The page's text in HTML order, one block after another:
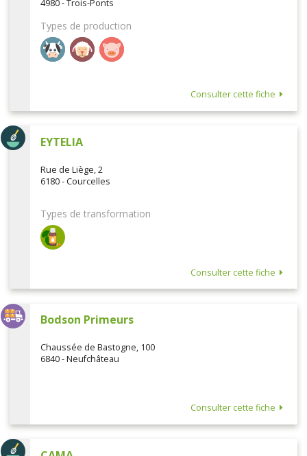
4980 - Trois-Ponts
Types de production
Consulter cette fiche
EYTELIA
Rue de Liège, 2
6180 - Courcelles
Types de transformation
Consulter cette fiche
Bodson Primeurs
Chaussée de Bastogne, 100
6840 - Neufchâteau
Consulter cette fiche